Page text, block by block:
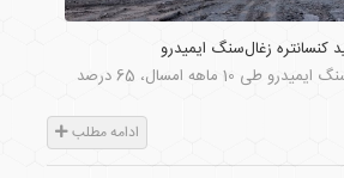
تولید کنسانتره زغال‌سنگ ایمیدرو طی 10 ماهه امسال، 65 درصد
ادامه مطلب